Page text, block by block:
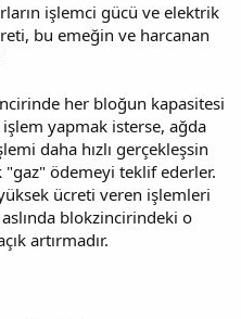
işlemci gücü ve elektrik
bu emeğin ve harcanan
her bloğun kapasitesi
işlem yapmak isterse, ağda
daha hızlı gerçekleşsin
"gaz" ödemeyi teklif ederler.
ücreti veren işlemleri
aslında blokzincirindeki o
artırmadır.